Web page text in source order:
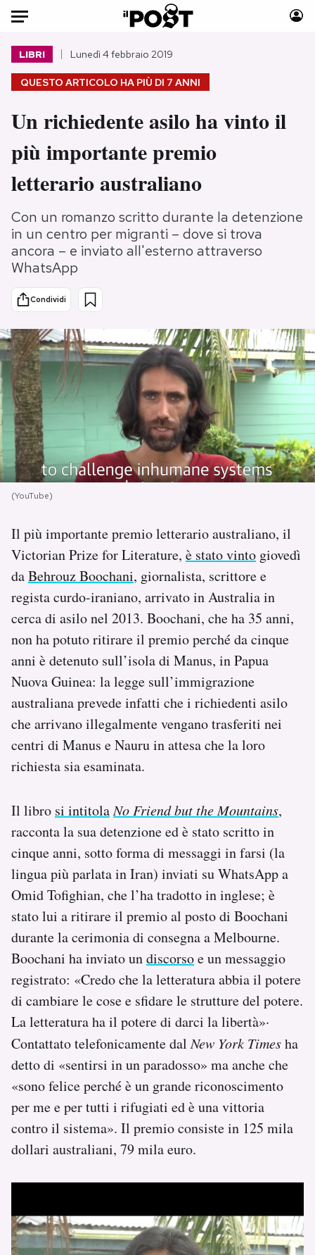
Auto
HOME
Italia
Politica
Tecnologia
Scienza
Cultura
Economia
Moda
Consumismi
Storie/Idee
Media
Europa
PODCAST
NEWSLETTER
I MIEI PREFERITI
SHOP
CALENDARIO
AREA PERSONALE
Area Personale
Newsletter
Notifiche mobile
Regala il Post
Hai bisogno di aiuto?
Esci
QUESTO ARTICOLO HA PIÙ DI 7 ANNI
LIBRI Lunedì 4 febbraio 2019
Un richiedente asilo ha vinto il
più importante premio
letterario australiano
Con un romanzo scritto durante la detenzione
in un centro per migranti – dove si trova
ancora – e inviato all'esterno attraverso
WhatsApp
Condividi
(YouTube)
Il più importante premio letterario australiano, il
Victorian Prize for Literature, è stato vinto giovedì
daBehrouz Boochani, giornalista, scrittore e
regista curdo-iraniano, arrivato in Australia in
cerca di asilo nel 2013. Boochani, che ha 35 anni,
non ha potuto ritirare il premio perché da cinque
anni è detenuto sull’isola di Manus, in Papua
Nuova Guinea: la legge sull’immigrazione
australiana prevede infatti che i richiedenti asilo
che arrivano illegalmente vengano trasferiti nei
centri di Manus e Nauru in attesa che la loro
richiesta sia esaminata.
Il libro si intitola No Friend but the Mountains,
racconta la sua detenzione ed è stato scritto in
cinque anni, sotto forma di messaggi in farsi (la
lingua più parlata in Iran) inviati su WhatsApp a
Omid Tofighian, che l’ha tradotto in inglese; è
stato lui a ritirare il premio al posto di Boochani
durante la cerimonia di consegna a Melbourne.
Boochani ha inviato undiscorsoe un messaggio
registrato: «Credo che la letteratura abbia il potere
di cambiare le cose e sfidare le strutture del potere.
La letteratura ha il potere di darci la libertà»·
Contattato telefonicamente dalNew York Timesha
detto di «sentirsi in un paradosso» ma anche che
«sono felice perché è un grande riconoscimento
per me e per tutti i rifugiati ed è una vittoria
contro il sistema». Il premio consiste in 125 mila
dollari australiani, 79 mila euro.